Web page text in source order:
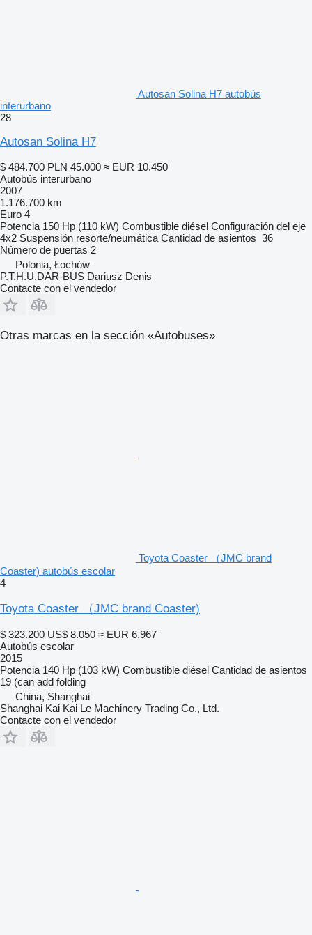
Autosan Solina H7 autobús
interurbano
28
Autosan Solina H7
$ 484.700 PLN 45.000 ≈ EUR 10.450
Autobús interurbano
2007
1.176.700 km
Euro 4
Potencia 150 Hp (110 kW) Combustible diésel Configuración del eje
4x2 Suspensión resorte/neumática Cantidad de asientos 36
Número de puertas 2
Polonia, Łochów
P.T.H.U.DAR-BUS Dariusz Denis
Contacte con el vendedor
Otras marcas en la sección «Autobuses»
Toyota Coaster （JMC brand
Coaster) autobús escolar
4
Toyota Coaster （JMC brand Coaster)
$ 323.200 US$ 8.050 ≈ EUR 6.967
Autobús escolar
2015
Potencia 140 Hp (103 kW) Combustible diésel Cantidad de asientos
19 (can add folding
China, Shanghai
Shanghai Kai Kai Le Machinery Trading Co., Ltd.
Contacte con el vendedor